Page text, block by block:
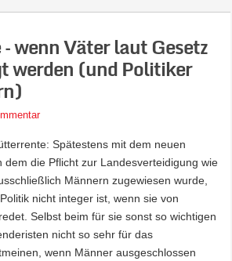
wenn Väter laut Gesetz
werden (und Politiker
Spätestens mit dem neuen
dem die Pflicht zur Landesverteidigung wie
Männern zugewiesen wurde,
nicht integer ist, wenn sie von
Selbst beim für sie sonst so wichtigen
nicht so sehr für das
wenn Männer ausgeschlossen